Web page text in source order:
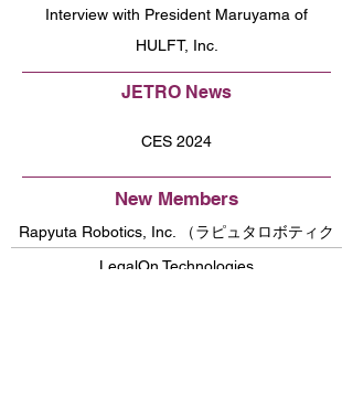
Interview with President Maruyama of
HULFT, Inc.
JETRO News
CES 2024
New Members
Rapyuta Robotics, Inc. （ラピュタロボティク
ス）
LegalOn Technologies